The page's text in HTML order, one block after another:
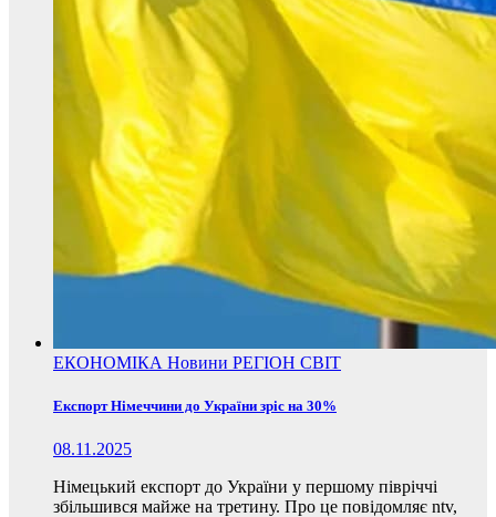
ЕКОНОМІКА Новини РЕГІОН СВІТ
Експорт Німеччини до України зріс на 30%
08.11.2025
Німецький експорт до України у першому півріччі
збільшився майже на третину. Про це повідомляє ntv,